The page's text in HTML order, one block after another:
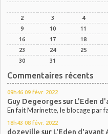
2
3 4
9
10 11
16
17 18
23
24 25
30
31
Commentaires récents
09h46 09 févr. 2022
Guy Degeorgessur L'Eden
En fait Marinette, le blocage par
18h43 08 févr. 2022
dozeville sur L'Eden d'avant